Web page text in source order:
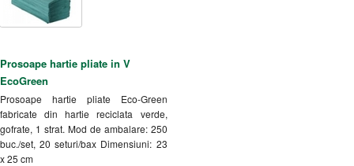
Prosoape hartie pliate in V
EcoGreen
Prosoape hartie pliate Eco-Green
fabricate din hartie reciclata verde,
gofrate, 1 strat. Mod de ambalare: 250
buc./set, 20 seturi/bax Dimensiuni: 23
x 25 cm